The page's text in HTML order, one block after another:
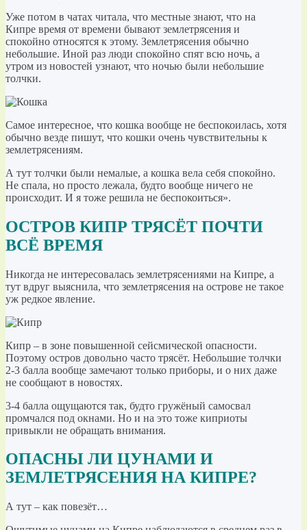
Уже потом в чатах читала, что местные знают, что на
Кипре время от времени бывают землетрясения и
спокойно относятся к этому. Землетрясения обычно
небольшие. Иной раз люди спокойно спят всю ночь, а
утром из новостей узнают, что ночью были небольшие
толчки.
Самое интересное, что кошка вообще не беспокоилась, хотя
обычно везде пишут, что кошки очень чувствительны к
землетрясениям.
А тут толчки были немалые, а кошка вела себя спокойно.
Не спала, но просто лежала, будто вообще ничего не
происходит. И я тоже решила не беспокоиться».
ОСТРОВ КИПР ТРЯСЁТ ПОЧТИ
ВСЁ ВРЕМЯ
Никогда не интересовалась землетрясениями на Кипре, а
тут вдруг выяснила, что землетрясения на острове не такое
уж редкое явление.
Кипр – в зоне повышенной сейсмической опасности.
Поэтому остров довольно часто трясёт. Небольшие толчки
2-3 балла вообще замечают только приборы, и о них даже
не сообщают в новостях.
3-4 балла ощущаются так, будто гружёный самосвал
промчался под окнами. Но и на это тоже киприоты
привыкли не обращать внимания.
ОПАСНЫ ЛИ ЦУНАМИ И
ЗЕМЛЕТРЯСЕНИЯ НА КИПРЕ?
А тут – как повезёт…